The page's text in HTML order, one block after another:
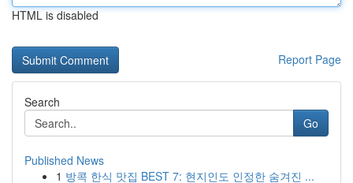
HTML is disabled
Report Page
Search
Go
Published News
1 방콕 한식 맛집 BEST 7: 현지인도 인정한 숨겨진 ...